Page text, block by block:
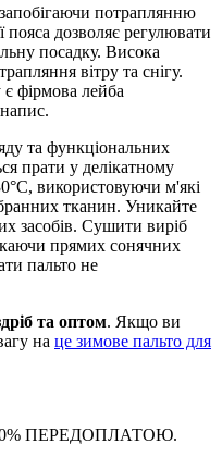
потраплянню
пояса дозволяє регулювати
посадку. Висока
вітру та снігу.
фірмова лейба
та функціональних
прати у делікатному
використовуючи м'які
тканин. Уникайте
засобів. Сушити виріб
прямих сонячних
пальто не
та оптом. Якщо ви
на це зимове пальто для
100% ПЕРЕДОПЛАТОЮ.